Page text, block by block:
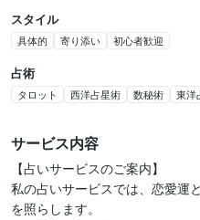
スタイル
具体的 寄り添い 初心者歓迎
占術
タロット 西洋占星術 数秘術 東洋
サービス内容
【占いサービスのご案内】
私の占いサービスでは、恋愛運
を照らします。